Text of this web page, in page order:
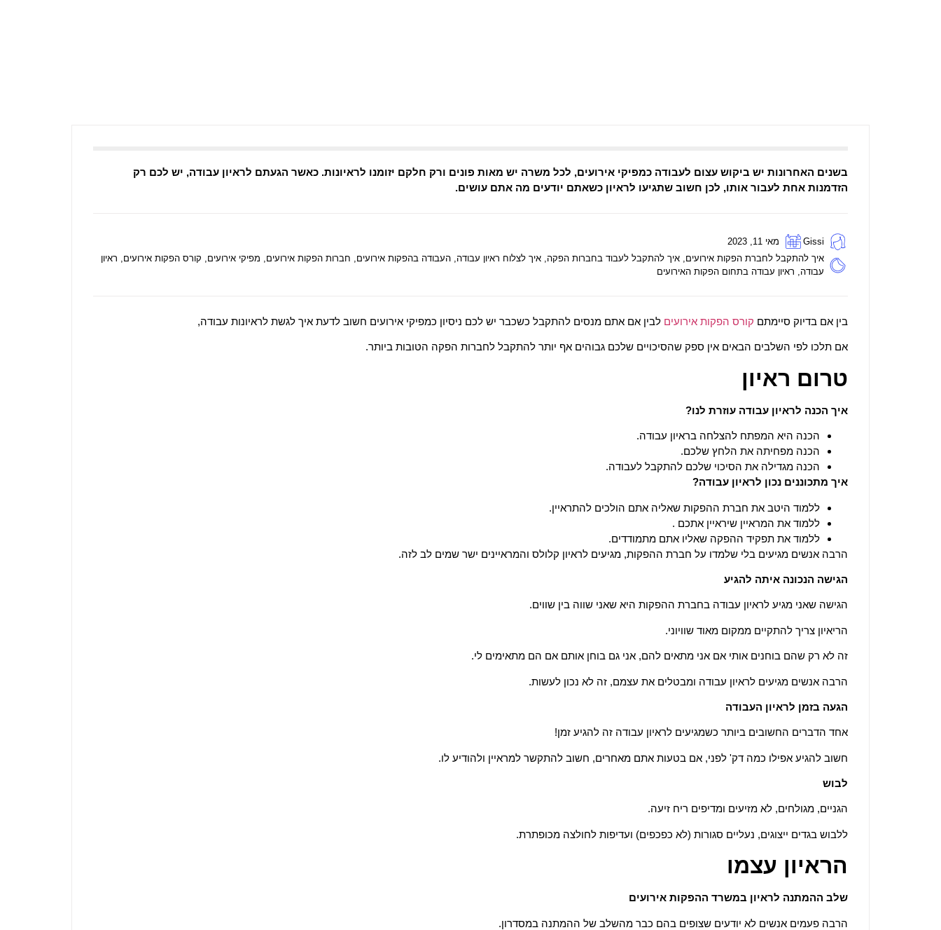
בשנים האחרונות יש ביקוש עצום לעבודה כמפיקי אירועים, לכל משרה יש מאות פונים ורק חלקם יזומנו לראיונות. כאשר הגעתם לראיון עבודה, יש לכם רק
הזדמנות אחת לעבור אותו, לכן חשוב שתגיעו לראיון כשאתם יודעים מה אתם עושים.
Gissi
מאי 11, 2023
איך להתקבל לחברת הפקות אירועים, איך להתקבל לעבוד בחברות הפקה, איך לצלוח ראיון עבודה, העבודה בהפקות אירועים, חברות הפקות אירועים, מפיקי אירועים, קורס הפקות אירועים, ראיון
עבודה, ראיון עבודה בתחום הפקות האירועים
בין אם בדיוק סיימתם קורס הפקות אירועים לבין אם אתם מנסים להתקבל כשכבר יש לכם ניסיון כמפיקי אירועים חשוב לדעת איך לגשת לראיונות עבודה,
אם תלכו לפי השלבים הבאים אין ספק שהסיכויים שלכם גבוהים אף יותר להתקבל לחברות הפקה הטובות ביותר.
טרום ראיון
איך הכנה לראיון עבודה עוזרת לנו?
הכנה היא המפתח להצלחה בראיון עבודה.
הכנה מפחיתה את הלחץ שלכם.
הכנה מגדילה את הסיכוי שלכם להתקבל לעבודה.
איך מתכוננים נכון לראיון עבודה?
ללמוד היטב את חברת ההפקות שאליה אתם הולכים להתראיין.
ללמוד את המראיין שיראיין אתכם .
ללמוד את תפקיד ההפקה שאליו אתם מתמודדים.
הרבה אנשים מגיעים בלי שלמדו על חברת ההפקות, מגיעים לראיון קלולס והמראיינים ישר שמים לב לזה.
הגישה הנכונה איתה להגיע
הגישה שאני מגיע לראיון עבודה בחברת ההפקות היא שאני שווה בין שווים.
הריאיון צריך להתקיים ממקום מאוד שוויוני.
זה לא רק שהם בוחנים אותי אם אני מתאים להם, אני גם בוחן אותם אם הם מתאימים לי.
הרבה אנשים מגיעים לראיון עבודה ומבטלים את עצמם, זה לא נכון לעשות.
הגעה בזמן לראיון העבודה
אחד הדברים החשובים ביותר כשמגיעים לראיון עבודה זה להגיע זמן!
חשוב להגיע אפילו כמה דק' לפני, אם בטעות אתם מאחרים, חשוב להתקשר למראיין ולהודיע לו.
לבוש
הגניים, מגולחים, לא מזיעים ומדיפים ריח זיעה.
ללבוש בגדים ייצוגים, נעליים סגורות (לא כפכפים) ועדיפות לחולצה מכופתרת.
הראיון עצמו
שלב ההמתנה לראיון במשרד ההפקות אירועים
הרבה פעמים אנשים לא יודעים שצופים בהם כבר מהשלב של ההמתנה במסדרון.